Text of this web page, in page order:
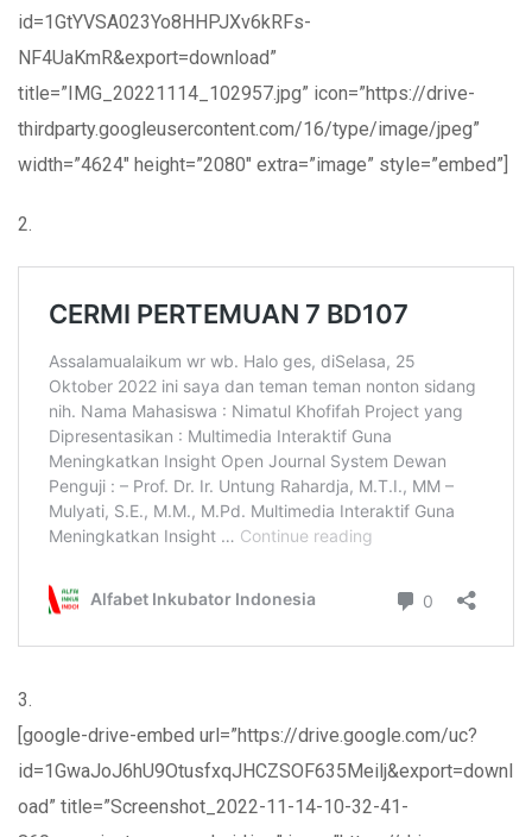
id=1GtYVSA023Yo8HHPJXv6kRFs-
NF4UaKmR&export=download”
title=”IMG_20221114_102957.jpg” icon=”https://drive-
thirdparty.googleusercontent.com/16/type/image/jpeg”
width=”4624″ height=”2080″ extra=”image” style=”embed”]
2.
3.
[google-drive-embed url=”https://drive.google.com/uc?
id=1GwaJoJ6hU9OtusfxqJHCZSOF635Meilj&export=downl
oad” title=”Screenshot_2022-11-14-10-32-41-